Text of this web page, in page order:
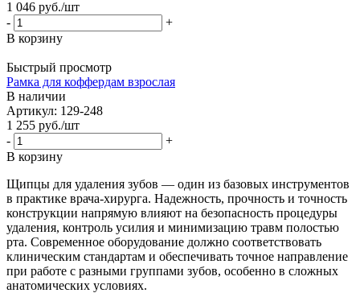
1 046 руб./шт
-
+
В корзину
Быстрый просмотр
Рамка для коффердам взрослая
В наличии
Артикул: 129-248
1 255 руб./шт
-
+
В корзину
Щипцы для удаления зубов — один из базовых инструментов
в практике врача-хирурга. Надежность, прочность и точность
конструкции напрямую влияют на безопасность процедуры
удаления, контроль усилия и минимизацию травм полостью
рта. Современное оборудование должно соответствовать
клиническим стандартам и обеспечивать точное направление
при работе с разными группами зубов, особенно в сложных
анатомических условиях.